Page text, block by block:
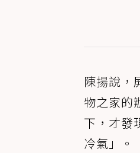
陳揚說，
物之家的
下，才發
冷氣」。